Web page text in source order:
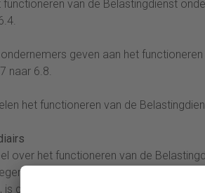
van de Belastingdienst
geven aan het
naar 6.8.
het functioneren van de
over het functioneren van de
van 5,7 in 2014 naar 5,9 in 2015.
is dit de doelgroep met de laagste score.